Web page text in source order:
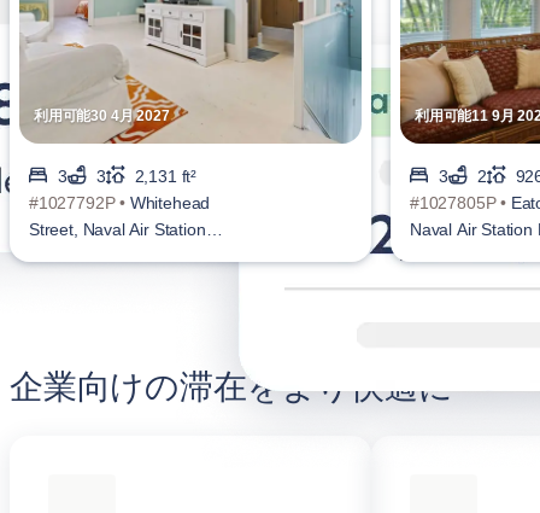
利用可能30 4月 2027
3 3
2,131 ft²
#1027792P • Whitehead
Street, Naval Air Station
利用可能11 9月
3 2
#1027805P •
Naval Air Station
企業向けの滞在をより快適に